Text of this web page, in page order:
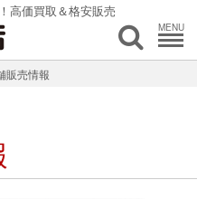
高価買取＆格安販売
MENU
販売情報